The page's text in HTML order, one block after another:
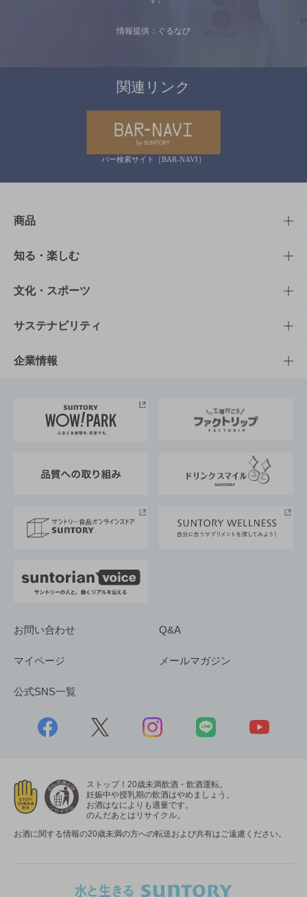
情報提供：ぐるなび
関連リンク
バー検索サイト［BAR-NAVI］
商品
商品TOP
商品一覧
商品発売情報
栄養成分一覧
知る・楽しむ
知る・楽しむTOP
キャンペーン
工場見学
地域情報
文化・スポーツ
文化・スポーツTOP
サントリーホール
サントリーサンバーズ大阪
サステナビリティ
サステナビリティTOP
サントリーが考えるサステナビリティ経営
企業情報
企業概要
採用情報
お問い合わせ Q&A
マイページ メールマガジン
公式SNS一覧
ストップ！20歳未満飲酒・飲酒運転。
妊娠中や授乳期の飲酒はやめましょう。
お酒はなによりも適量です。
のんだあとはリサイクル。
お酒に関する情報の20歳未満の方への転送および共有はご遠慮ください。